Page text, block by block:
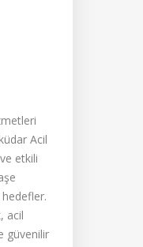
Acil
etkili
hedefler.
acil
güvenilir